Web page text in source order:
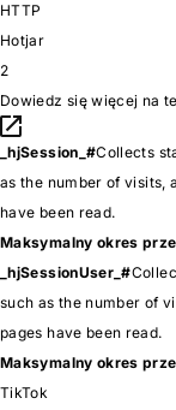
HTTP
Hotjar
2
Dowiedz się więcej na
_hjSession_#Collects
as the number of visits,
have been read.
Maksymalny okres
_hjSessionUser_#
such as the number of
pages have been read.
Maksymalny okres
TikTok